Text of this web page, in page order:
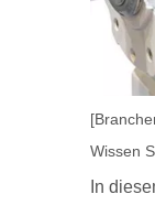
Wissen
In